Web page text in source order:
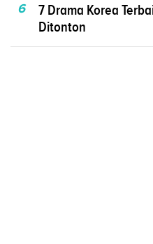
6
7 Drama Korea
Ditonton